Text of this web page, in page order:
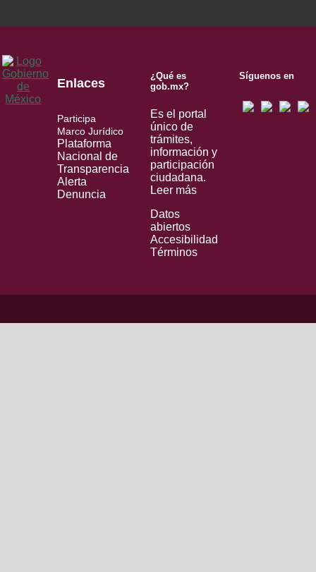
Enlaces
Participa
Marco Jurídico
Plataforma
Nacional de
Transparencia
Alerta
Denuncia
¿Qué es
gob.mx?
Es el portal
único de
trámites,
información y
participación
ciudadana.
Leer más
Datos
abiertos
Accesibilidad
Términos
Síguenos en